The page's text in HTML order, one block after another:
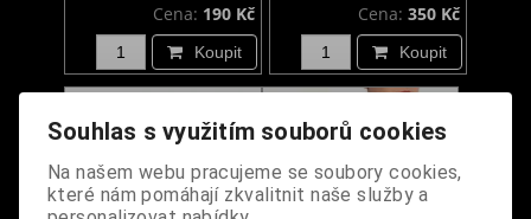
Cena: 190 Kč
Koupit
Cena: 350 Kč
Koupit
Souhlas s využitím souborů cookies
Na našem webu pracujeme se soubory cookies,
které nám pomáhají zkvalitnit naše služby a